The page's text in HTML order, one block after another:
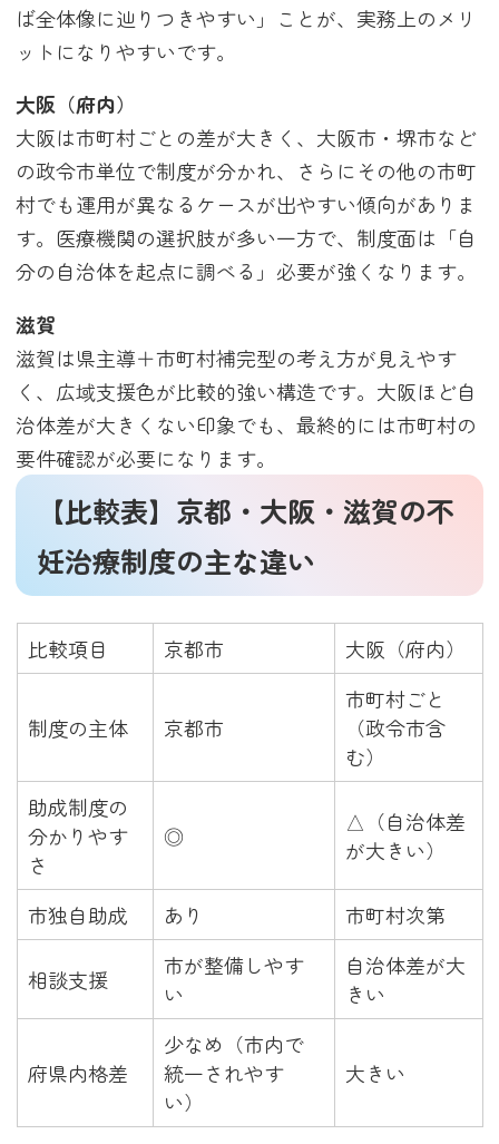
ば全体像に辿りつきやすい」ことが、実務上のメリ
ットになりやすいです。
大阪（府内）
大阪は市町村ごとの差が大きく、大阪市・堺市など
の政令市単位で制度が分かれ、さらにその他の市町
村でも運用が異なるケースが出やすい傾向がありま
す。医療機関の選択肢が多い一方で、制度面は「自
分の自治体を起点に調べる」必要が強くなります。
滋賀
滋賀は県主導＋市町村補完型の考え方が見えやす
く、広域支援色が比較的強い構造です。大阪ほど自
治体差が大きくない印象でも、最終的には市町村の
要件確認が必要になります。
【比較表】京都・大阪・滋賀の不
妊治療制度の主な違い
比較項目 京都市 大阪（府内）
制度の主体 京都市
市町村ごと
（政令市含
む）
助成制度の
分かりやす
さ
◎
△（自治体差
が大きい）
市独自助成 あり 市町村次第
相談支援
市が整備しやす
い
自治体差が大
きい
府県内格差
少なめ（市内で
統一されやす
い）
大きい